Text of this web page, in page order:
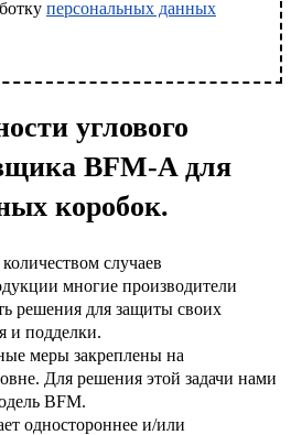
персональных данных
углового
BFM-A для
коробок.
случаев
многие производители
решения для защиты своих
и подделки.
меры закреплены на
Для решения этой задачи нами
BFM.
одностороннее и/или